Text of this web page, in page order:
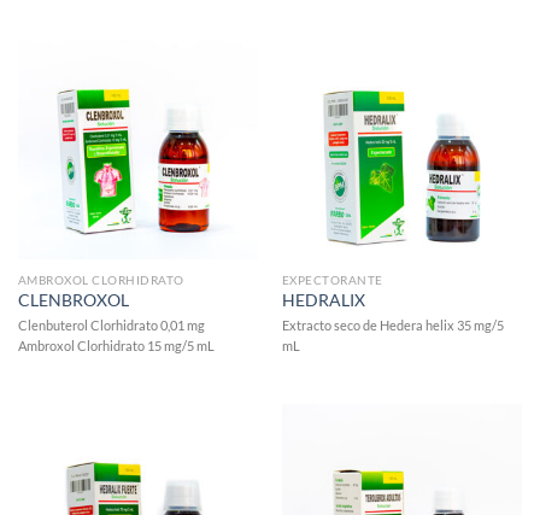
AMBROXOL CLORHIDRATO
CLENBROXOL
Clenbuterol Clorhidrato 0,01 mg
Ambroxol Clorhidrato 15 mg/5 mL
EXPECTORANTE
HEDRALIX
Extracto seco de Hedera helix 35 mg/5
mL